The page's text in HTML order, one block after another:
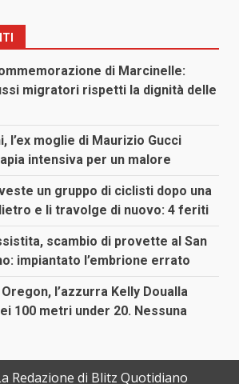
di Marcinelle:
migratori rispetti la dignità delle
l’ex moglie di Maurizio Gucci
intensiva per un malore
un gruppo di ciclisti dopo una
e li travolge di nuovo: 4 feriti
scambio di provette al San
impiantato l’embrione errato
l’azzurra Kelly Doualla
100 metri under 20. Nessuna
Redazione di Blitz Quotidiano